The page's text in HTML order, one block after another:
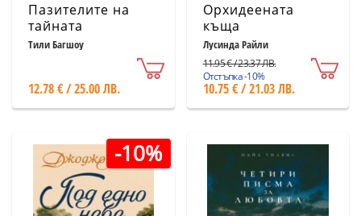
Пазителите на
тайната
Тили Багшоу
12.78 € / 25.00 ЛВ.
Орхидеената
къща
Лусинда Райли
11.95 € / 23.37 ЛВ.
Отстъпка -10%
10.75 € / 21.03 ЛВ.
-10%